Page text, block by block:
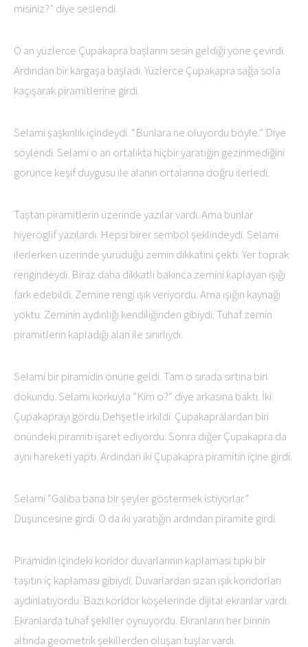
misiniz?” diye seslendi.
O an yüzlerce Çupakapra başlarını sesin geldiği yöne çevirdi.
Ardından bir kargaşa başladı. Yüzlerce Çupakapra sağa sola
kaçışarak piramitlerine girdi.
Selami şaşkınlık içindeydi. “Bunlara ne oluyordu böyle.” Diye
söylendi. Selami o an ortalıkta hiçbir yaratığın gezinmediğini
görünce keşif duygusu ile alanın ortalarına doğru ilerledi.
Taştan piramitlerin üzerinde yazılar vardı. Ama bunlar
hiyeroglif yazılardı. Hepsi birer sembol şeklindeydi. Selami
ilerlerken üzerinde yürüdüğü zemin dikkatini çekti. Yer toprak
rengindeydi. Biraz daha dikkatli bakınca zemini kaplayan ışığı
fark edebildi. Zemine rengi ışık veriyordu. Ama ışığın kaynağı
yoktu. Zeminin aydınlığı kendiliğinden gibiydi. Tuhaf zemin
piramitlerin kapladığı alan ile sınırlıydı.
Selami bir piramidin önüne geldi. Tam o sırada sırtına biri
dokundu. Selami korkuyla “Kim o?” diye arkasına baktı. İki
Çupakaprayı gördü.Dehşetle irkildi. Çupakapralardan biri
önündeki piramiti işaret ediyordu. Sonra diğer Çupakapra da
aynı hareketi yaptı. Ardından iki Çupakapra piramitin içine girdi.
Selami “Galiba bana bir şeyler göstermek istiyorlar.”
Düşüncesine girdi. O da iki yaratığın ardından piramite girdi.
Piramidin içindeki koridor duvarlarının kaplaması tıpkı bir
taşıtın iç kaplaması gibiydi. Duvarlardan sızan ışık koridorları
aydınlatıyordu. Bazı koridor köşelerinde dijital ekranlar vardı.
Ekranlarda tuhaf şekiller oynuyordu. Ekranların her birinin
altında geometrik şekillerden oluşan tuşlar vardı.